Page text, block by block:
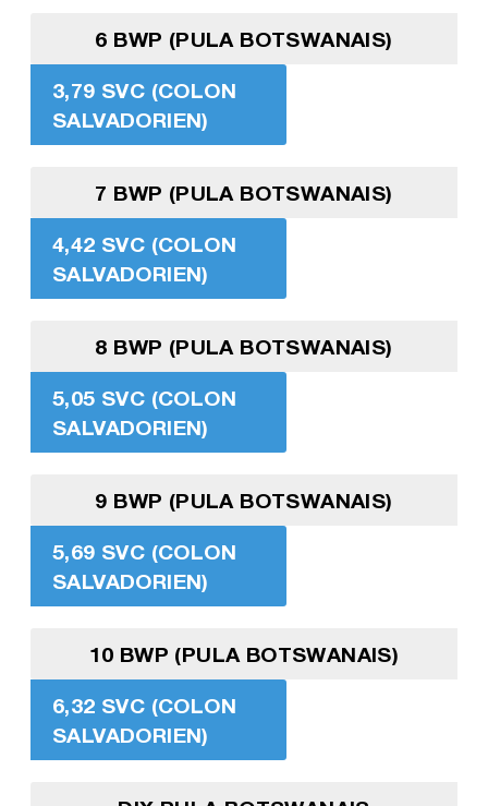
6 BWP (PULA BOTSWANAIS)
3,79 SVC (COLON
SALVADORIEN)
7 BWP (PULA BOTSWANAIS)
4,42 SVC (COLON
SALVADORIEN)
8 BWP (PULA BOTSWANAIS)
5,05 SVC (COLON
SALVADORIEN)
9 BWP (PULA BOTSWANAIS)
5,69 SVC (COLON
SALVADORIEN)
10 BWP (PULA BOTSWANAIS)
6,32 SVC (COLON
SALVADORIEN)